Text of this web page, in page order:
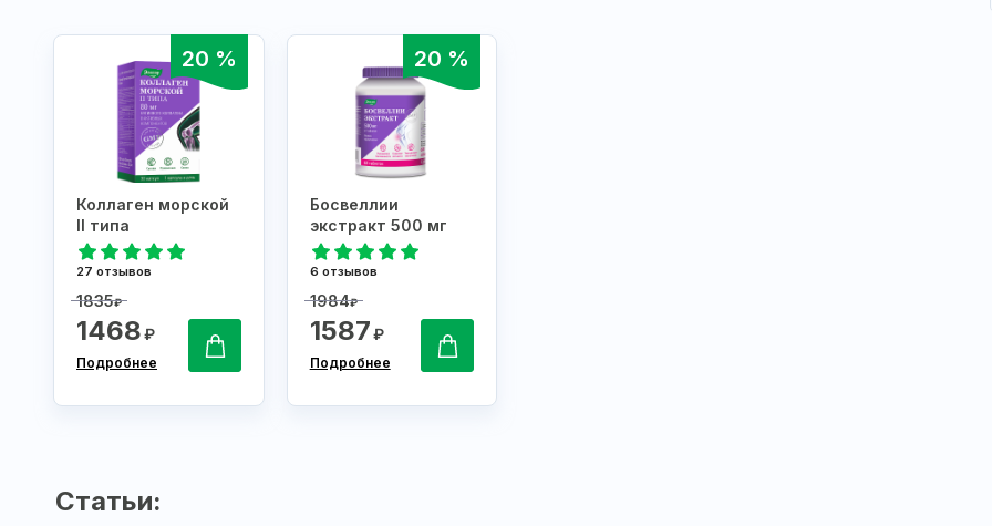
20 %
Коллаген морской
II типа
27 отзывов
1835₽
1468₽
Подробнее
20 %
Босвеллии
экстракт 500 мг
6 отзывов
1984₽
1587₽
Подробнее
Статьи: